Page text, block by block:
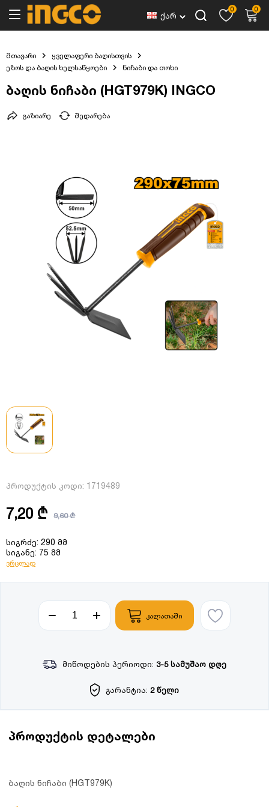
ქარ
0 0
მთავარი
ყველაფერი ბაღისთვის
ეზოს და ბაღის ხელსაწყოები
ნიჩაბი და თოხი
ბაღის ნიჩაბი (HGT979K) INGCO
შედარება
გაზიარე
პროდუქტის კოდი: 1719489
7,20 ₾ 9,60 ₾
სიგრძე: 290 მმ
სიგანე: 75 მმ
ვრცლად
კალათაში
მიწოდების პერიოდი: 3-5 სამუშაო დღე
გარანტია: 2 წელი
პროდუქტის დეტალები
ბაღის ნიჩაბი (HGT979K)